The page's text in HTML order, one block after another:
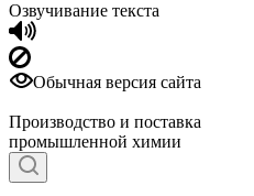
Озвучивание текста
Обычная версия сайта
Производство и поставка
промышленной химии